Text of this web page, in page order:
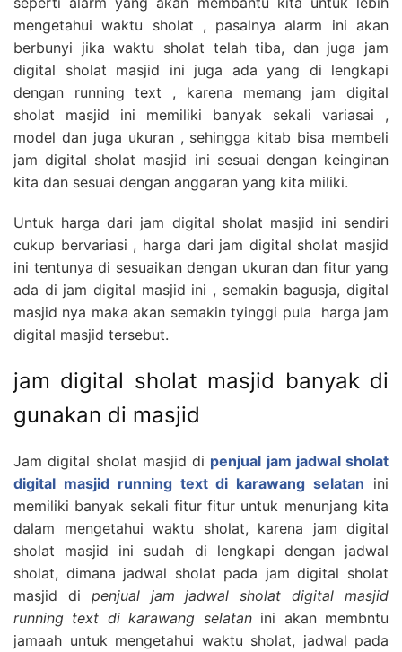
mengetahui waktu sholat , pasalnya alarm ini akan
berbunyi jika waktu sholat telah tiba, dan juga jam
digital sholat masjid ini juga ada yang di lengkapi
dengan running text , karena memang jam digital
sholat masjid ini memiliki banyak sekali variasai ,
model dan juga ukuran , sehingga kitab bisa membeli
jam digital sholat masjid ini sesuai dengan keinginan
kita dan sesuai dengan anggaran yang kita miliki.
Untuk harga dari jam digital sholat masjid ini sendiri
cukup bervariasi , harga dari jam digital sholat masjid
ini tentunya di sesuaikan dengan ukuran dan fitur yang
ada di jam digital masjid ini , semakin bagusja, digital
masjid nya maka akan semakin tyinggi pula harga jam
digital masjid tersebut.
jam digital sholat masjid banyak di
gunakan di masjid
Jam digital sholat masjid di penjual jam jadwal sholat
digital masjid running text di karawang selatan ini
memiliki banyak sekali fitur fitur untuk menunjang kita
dalam mengetahui waktu sholat, karena jam digital
sholat masjid ini sudah di lengkapi dengan jadwal
sholat, dimana jadwal sholat pada jam digital sholat
masjid di penjual jam jadwal sholat digital masjid
running text di karawang selatanini akan membntu
jamaah untuk mengetahui waktu sholat, jadwal pada